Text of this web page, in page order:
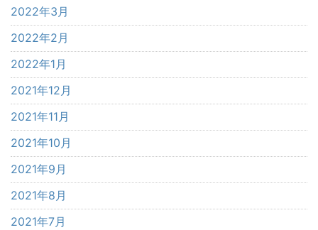
2022年3月
2022年2月
2022年1月
2021年12月
2021年11月
2021年10月
2021年9月
2021年8月
2021年7月